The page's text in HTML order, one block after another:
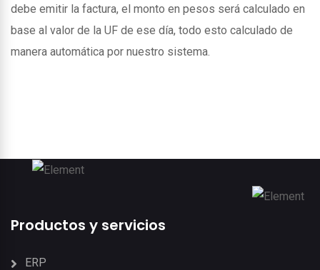
debe emitir la factura, el monto en pesos será calculado en
base al valor de la UF de ese día, todo esto calculado de
manera automática por nuestro sistema.
Productos y servicios
ERP